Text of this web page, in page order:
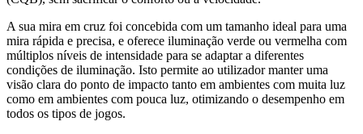
A sua mira em cruz foi concebida com um tamanho ideal para uma
mira rápida e precisa, e oferece iluminação verde ou vermelha com
múltiplos níveis de intensidade para se adaptar a diferentes
condições de iluminação. Isto permite ao utilizador manter uma
visão clara do ponto de impacto tanto em ambientes com muita luz
como em ambientes com pouca luz, otimizando o desempenho em
todos os tipos de jogos.